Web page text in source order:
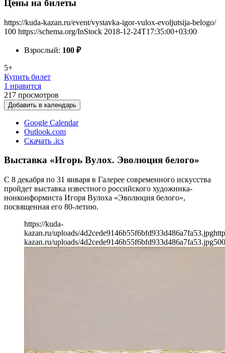
Цены на билеты
https://kuda-kazan.ru/event/vystavka-igor-vulox-evoljutsija-belogo/
100 https://schema.org/InStock 2018-12-24T17:35:00+03:00
Взрослый: 100 ₽
5+
Купить билет
1 нравится
217 просмотров
Добавить в календарь
Google Calendar
Outlook.com
Скачать .ics
Выставка «Игорь Вулох. Эволюция белого»
С 8 декабря по 31 января в Галерее современного искусства
пройдет выставка известного российского художника-
нонконформиста Игоря Вулоха «Эволюция белого»,
посвященная его 80-летию.
https://kuda-
kazan.ru/uploads/4d2cede9146b55f6bfd933d486a7fa53.jpg
kazan.ru/uploads/4d2cede9146b55f6bfd933d486a7fa53.jpg500